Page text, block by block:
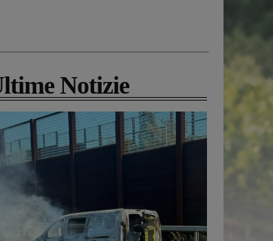
Notizie